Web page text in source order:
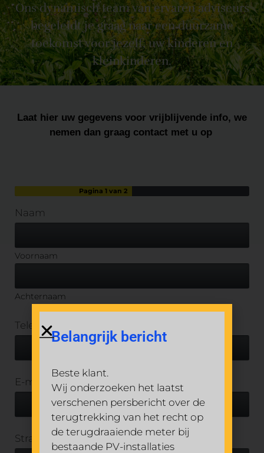
Ons dynamisch team van ervaren adviseurs
begeleidt je graag naar een duurzame
toekomst voor jezelf, uw kinderen en
kleinkinderen.
Laat hier uw gegevens voor vrijblijvende info, we
nemen dan graag contact met u op
Pagina 1 van 2
Naam
Voornaam
Achternaam
Telefoon
E-mail *
Straat
Belangrijk bericht
Beste klant.
Wij onderzoeken het laatst
verschenen persbericht over de
terugtrekking van het recht op
de terugdraaiende meter bij
bestaande PV-installaties